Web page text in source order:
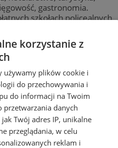
gastronomia.
szkołach policealnych
dla dorosłych w Żorach.
i zaprojektuj swoją nową
korzystanie z
używamy plików cookie i
do przechowywania i
do informacji na Twoim
przetwarzania danych
Twój adres IP, unikalne
przeglądania, w celu
reklam i